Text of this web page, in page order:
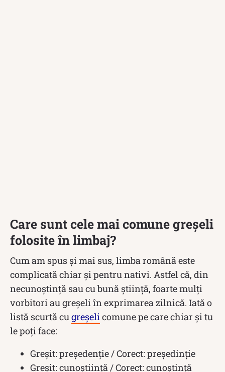
Care sunt cele mai comune greșeli
folosite în limbaj?
Cum am spus și mai sus, limba română este
complicată chiar și pentru nativi. Astfel că, din
necunoștință sau cu bună știință, foarte mulți
vorbitori au greșeli în exprimarea zilnică. Iată o
listă scurtă cugreșelicomune pe care chiar și tu
le poți face:
Greșit: președenție / Corect: președinție
Greșit: cunoștiință / Corect: cunoștință